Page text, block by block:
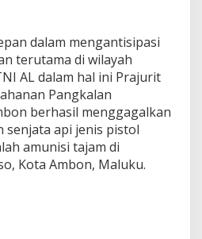
dalam mengantisipasi
terutama di wilayah
AL dalam hal ini Prajurit
Pangkalan
berhasil menggagalkan
senjata api jenis pistol
amunisi tajam di
Kota Ambon, Maluku.